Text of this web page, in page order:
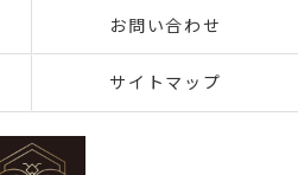
お問い合わせ
サイトマップ